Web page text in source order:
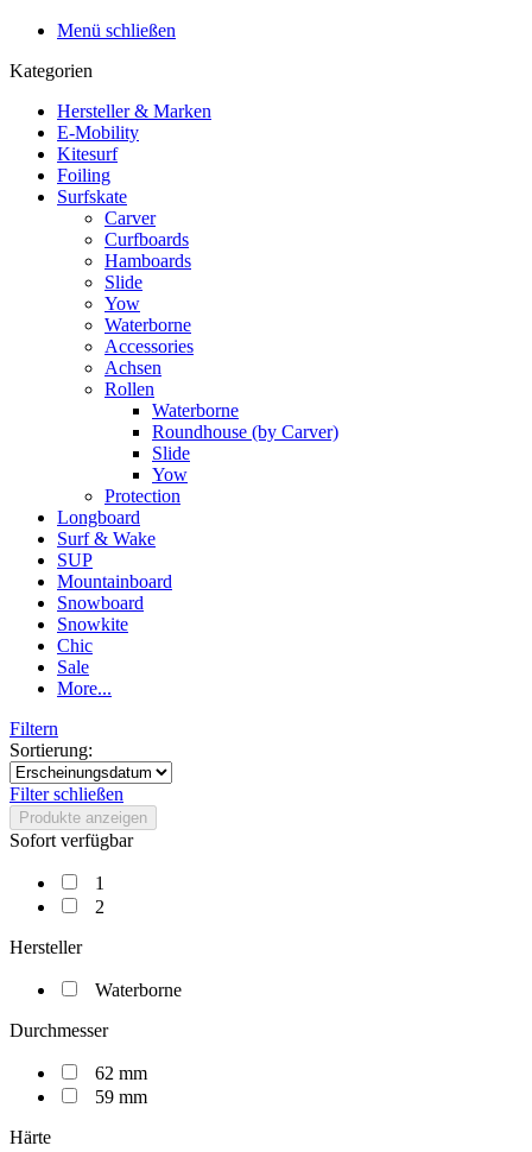
Menü schließen
Kategorien
Hersteller & Marken
E-Mobility
Kitesurf
Foiling
Surfskate
Carver
Curfboards
Hamboards
Slide
Yow
Waterborne
Accessories
Achsen
Rollen
Waterborne
Roundhouse (by Carver)
Slide
Yow
Protection
Longboard
Surf & Wake
SUP
Mountainboard
Snowboard
Snowkite
Chic
Sale
More...
Filtern
Sortierung:
Filter schließen
Produkte anzeigen
Sofort verfügbar
1
2
Hersteller
Waterborne
Durchmesser
62 mm
59 mm
Härte